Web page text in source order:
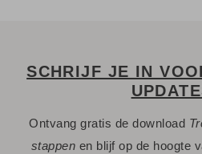
SCHRIJF JE IN
Ontvang gratis de download
stappen en blijf op de hoogte